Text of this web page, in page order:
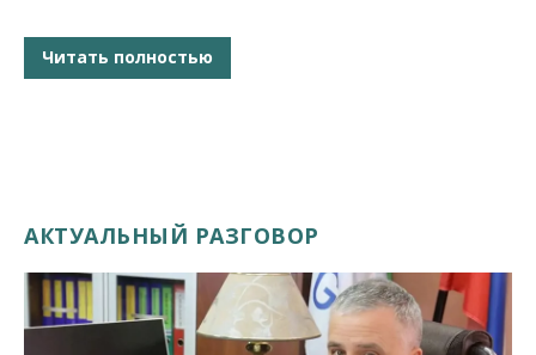
Читать полностью
АКТУАЛЬНЫЙ РАЗГОВОР